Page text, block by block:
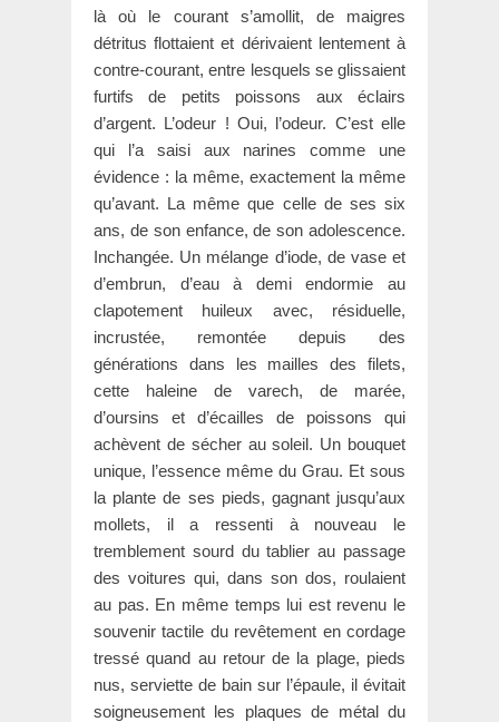
là où le courant s’amollit, de maigres
détritus flottaient et dérivaient lentement à
contre-courant, entre lesquels se glissaient
furtifs de petits poissons aux éclairs
d’argent. L’odeur ! Oui, l’odeur. C’est elle
qui l’a saisi aux narines comme une
évidence : la même, exactement la même
qu’avant. La même que celle de ses six
ans, de son enfance, de son adolescence.
Inchangée. Un mélange d’iode, de vase et
d’embrun, d’eau à demi endormie au
clapotement huileux avec, résiduelle,
incrustée, remontée depuis des
générations dans les mailles des filets,
cette haleine de varech, de marée,
d’oursins et d’écailles de poissons qui
achèvent de sécher au soleil. Un bouquet
unique, l’essence même du Grau. Et sous
la plante de ses pieds, gagnant jusqu’aux
mollets, il a ressenti à nouveau le
tremblement sourd du tablier au passage
des voitures qui, dans son dos, roulaient
au pas. En même temps lui est revenu le
souvenir tactile du revêtement en cordage
tressé quand au retour de la plage, pieds
nus, serviette de bain sur l’épaule, il évitait
soigneusement les plaques de métal du